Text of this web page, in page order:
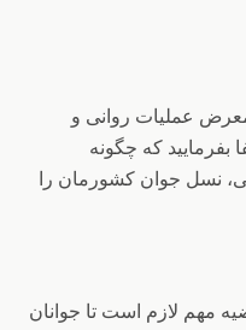
معرض عملیات روانی و
که چگونه
نسل جوان کشورمان را
مهم لازم است تا جوانان